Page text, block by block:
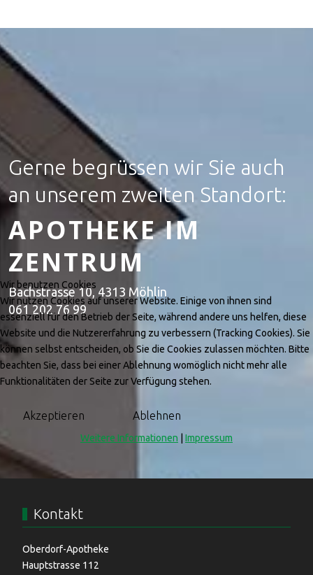
Gerne begrüssen wir Sie auch
an unserem zweiten Standort:
APOTHEKE IM
ZENTRUM
Bachstrasse 10, 4313 Möhlin
061 202 76 99
Kontakt
Oberdorf-Apotheke
Hauptstrasse 112
Wir benutzen Cookies
Wir nutzen Cookies auf unserer Website. Einige von ihnen sind
essenziell für den Betrieb der Seite, während andere uns helfen, diese
Website und die Nutzererfahrung zu verbessern (Tracking Cookies). Sie
können selbst entscheiden, ob Sie die Cookies zulassen möchten. Bitte
beachten Sie, dass bei einer Ablehnung womöglich nicht mehr alle
Funktionalitäten der Seite zur Verfügung stehen.
Akzeptieren Ablehnen
Weitere Informationen | Impressum